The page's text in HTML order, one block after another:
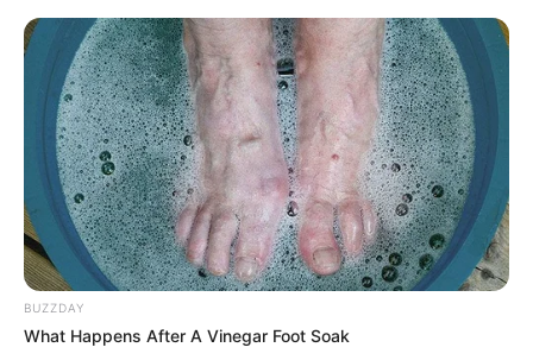
BUZZDAY
What Happens After A Vinegar Foot Soak